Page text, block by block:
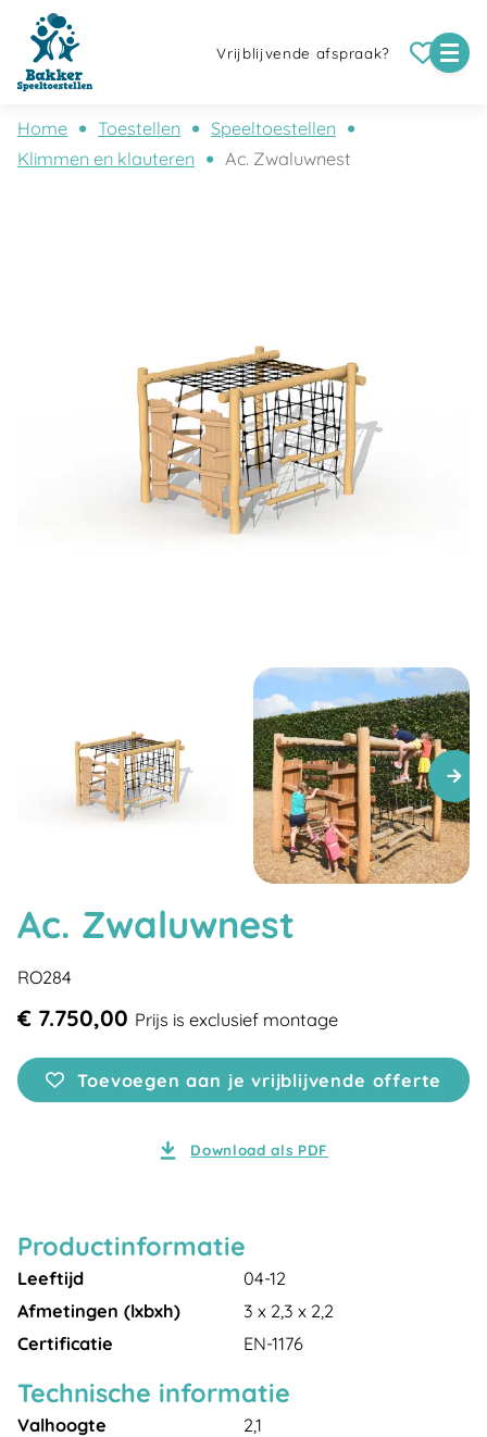
Vrijblijvende afspraak?
Home Toestellen
Speeltoestellen
Klimmen en klauteren
Ac. Zwaluwnest
Ac. Zwaluwnest
RO284
€ 7.750,00 Prijs is exclusief montage
Toevoegen aan je vrijblijvende offerte
Download als PDF
Productinformatie
Leeftijd
04-12
Afmetingen (lxbxh)
3 x 2,3 x 2,2
Certificatie
EN-1176
Technische informatie
Valhoogte
2,1